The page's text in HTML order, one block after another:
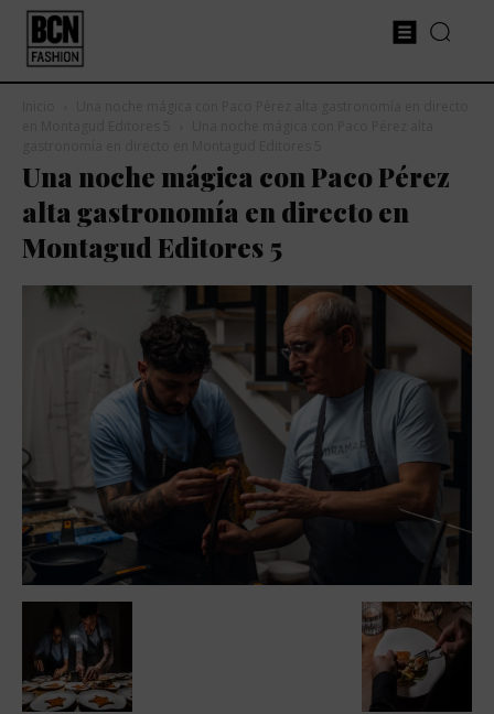
Una noche mágica con Paco Pérez
alta gastronomía en directo en
Montagud Editores 5